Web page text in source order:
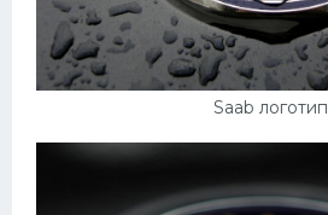
Saab логотип